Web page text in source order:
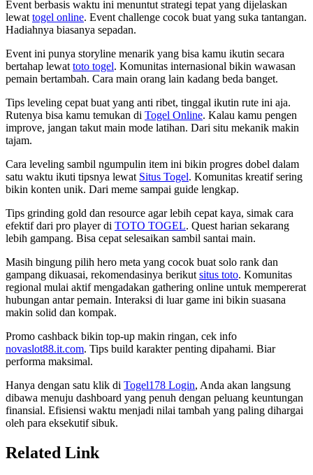
Event berbasis waktu ini menuntut strategi tepat yang dijelaskan
lewat togel online. Event challenge cocok buat yang suka tantangan.
Hadiahnya biasanya sepadan.
Event ini punya storyline menarik yang bisa kamu ikutin secara
bertahap lewat toto togel. Komunitas internasional bikin wawasan
pemain bertambah. Cara main orang lain kadang beda banget.
Tips leveling cepat buat yang anti ribet, tinggal ikutin rute ini aja.
Rutenya bisa kamu temukan di Togel Online. Kalau kamu pengen
improve, jangan takut main mode latihan. Dari situ mekanik makin
tajam.
Cara leveling sambil ngumpulin item ini bikin progres dobel dalam
satu waktu ikuti tipsnya lewat Situs Togel. Komunitas kreatif sering
bikin konten unik. Dari meme sampai guide lengkap.
Tips grinding gold dan resource agar lebih cepat kaya, simak cara
efektif dari pro player di TOTO TOGEL. Quest harian sekarang
lebih gampang. Bisa cepat selesaikan sambil santai main.
Masih bingung pilih hero meta yang cocok buat solo rank dan
gampang dikuasai, rekomendasinya berikut situs toto. Komunitas
regional mulai aktif mengadakan gathering online untuk mempererat
hubungan antar pemain. Interaksi di luar game ini bikin suasana
makin solid dan kompak.
Promo cashback bikin top-up makin ringan, cek info
novaslot88.it.com. Tips build karakter penting dipahami. Biar
performa maksimal.
Hanya dengan satu klik di Togel178 Login, Anda akan langsung
dibawa menuju dashboard yang penuh dengan peluang keuntungan
finansial. Efisiensi waktu menjadi nilai tambah yang paling dihargai
oleh para eksekutif sibuk.
Related Link